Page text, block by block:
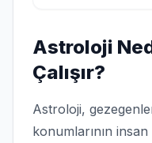
Astroloji
Çalışır?
Astroloji,
konumlarının